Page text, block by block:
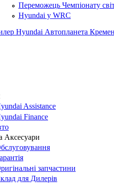
Переможець Чемпіонату
Hyundai у WRC
Assistance
Finance
Аксесуари
запчастини
для Дилерів